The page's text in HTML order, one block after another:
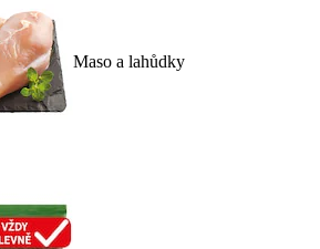
Maso a lahůdky